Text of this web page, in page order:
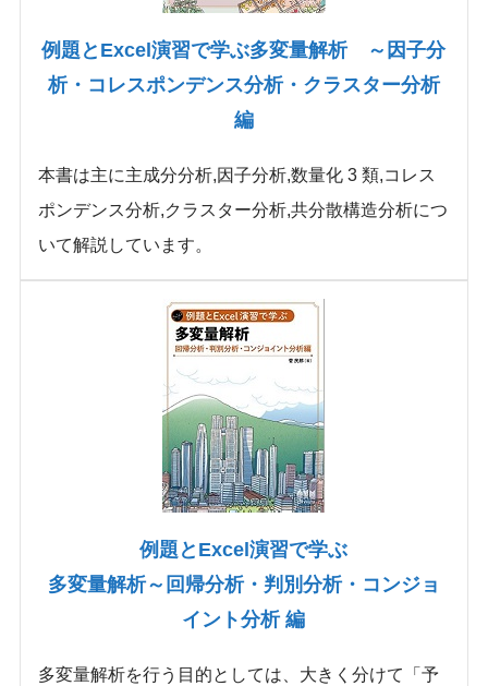
例題とExcel演習で学ぶ多変量解析 ～因子分
析・コレスポンデンス分析・クラスター分析
編
本書は主に主成分分析,因子分析,数量化 3 類,コレス
ポンデンス分析,クラスター分析,共分散構造分析につ
いて解説しています。
例題とExcel演習で学ぶ
多変量解析～回帰分析・判別分析・コンジョ
イント分析 編
多変量解析を行う目的としては、大きく分けて「予